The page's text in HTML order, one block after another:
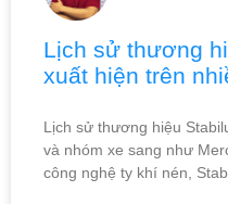
Lịch sử thương
xuất hiện trên
Lịch sử thương hiệu
và nhóm xe sang như
công nghệ ty khí nén,